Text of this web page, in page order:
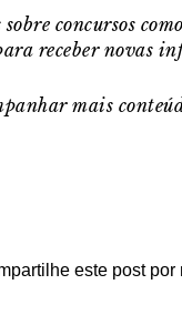
concursos
receber novas
mais
este post